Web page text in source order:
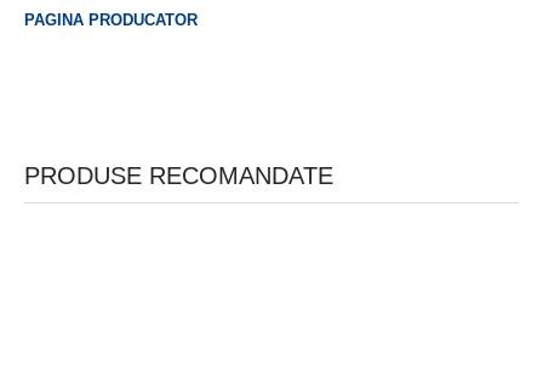
PAGINA PRODUCATOR
PRODUSE RECOMANDATE